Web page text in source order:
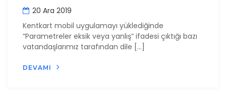
20 Ara 2019
Kentkart mobil uygulamayı yüklediğinde
“Parametreler eksik veya yanlış” ifadesi çıktığı bazı
vatandaşlarımız tarafından dile […]
DEVAMI